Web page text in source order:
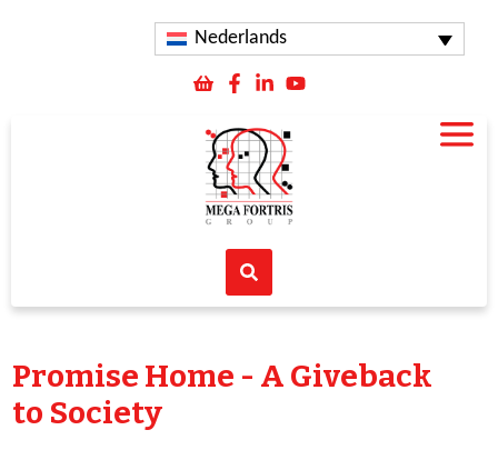
Nederlands
Promise Home - A Giveback
to Society